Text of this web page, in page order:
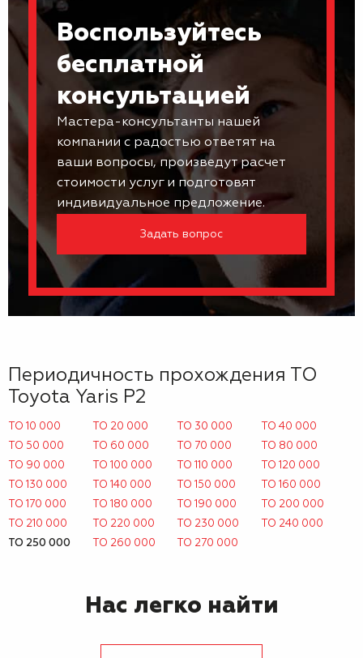
Воспользуйтесь
бесплатной
консультацией
Мастера-консультанты нашей
компании с радостью ответят на
ваши вопросы, произведут расчет
стоимости услуг и подготовят
индивидуальное предложение.
Задать вопрос
Периодичность прохождения ТО
Toyota Yaris P2
ТО 10 000 ТО 20 000 ТО 30 000
ТО 40 000
ТО 50 000
ТО 60 000 ТО 70 000
ТО 80 000
ТО 90 000
ТО 100 000 ТО 110 000
ТО 120 000
ТО 130 000
ТО 140 000 ТО 150 000
ТО 160 000
ТО 170 000
ТО 180 000 ТО 190 000
ТО 200 000
ТО 210 000
ТО 220 000 ТО 230 000
ТО 240 000
ТО 250 000
ТО 260 000 ТО 270 000
Нас легко найти